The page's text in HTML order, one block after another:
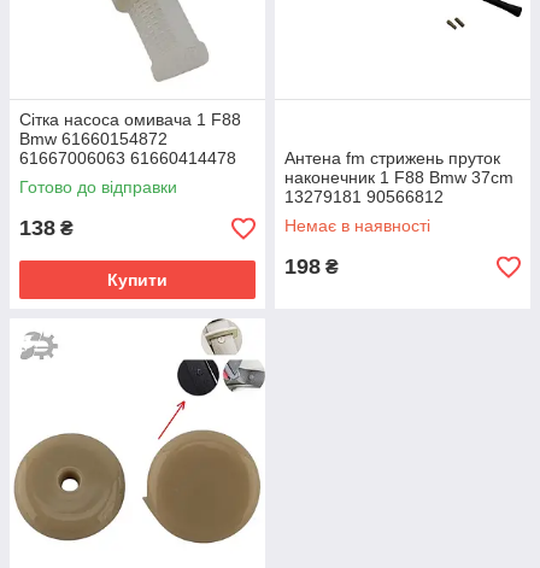
Сітка насоса омивача 1 F88
Bmw 61660154872
61667006063 61660414478
Готово до відправки
138 ₴
Купити
Антена fm стрижень пруток
наконечник 1 F88 Bmw 37cm
13279181 90566812
1J0035849A 1784527
Немає в наявності
198 ₴